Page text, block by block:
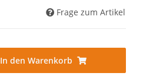
Frage zum Artikel
In den Warenkorb